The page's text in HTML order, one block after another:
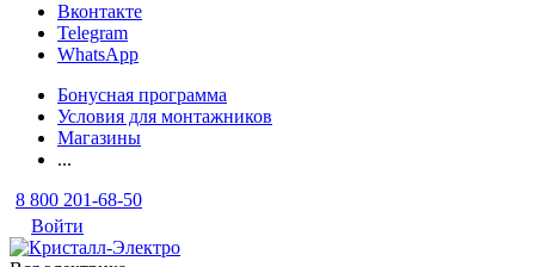
Вконтакте
Telegram
WhatsApp
Бонусная программа
Условия для монтажников
Магазины
...
8 800 201-68-50
Войти